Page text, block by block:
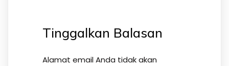
Tinggalkan Balasan
Alamat email Anda tidak akan